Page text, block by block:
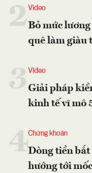
2Video
Bỏ mức lương
quê làm giàu
Video
Giải pháp
kinh tế vĩ mô
4Chứng khoán
Dòng tiền
hướng tới